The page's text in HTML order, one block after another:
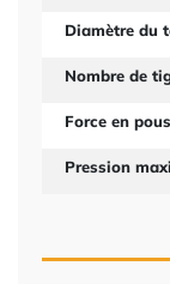
Diamètre du
Nombre de
Force en
Pression